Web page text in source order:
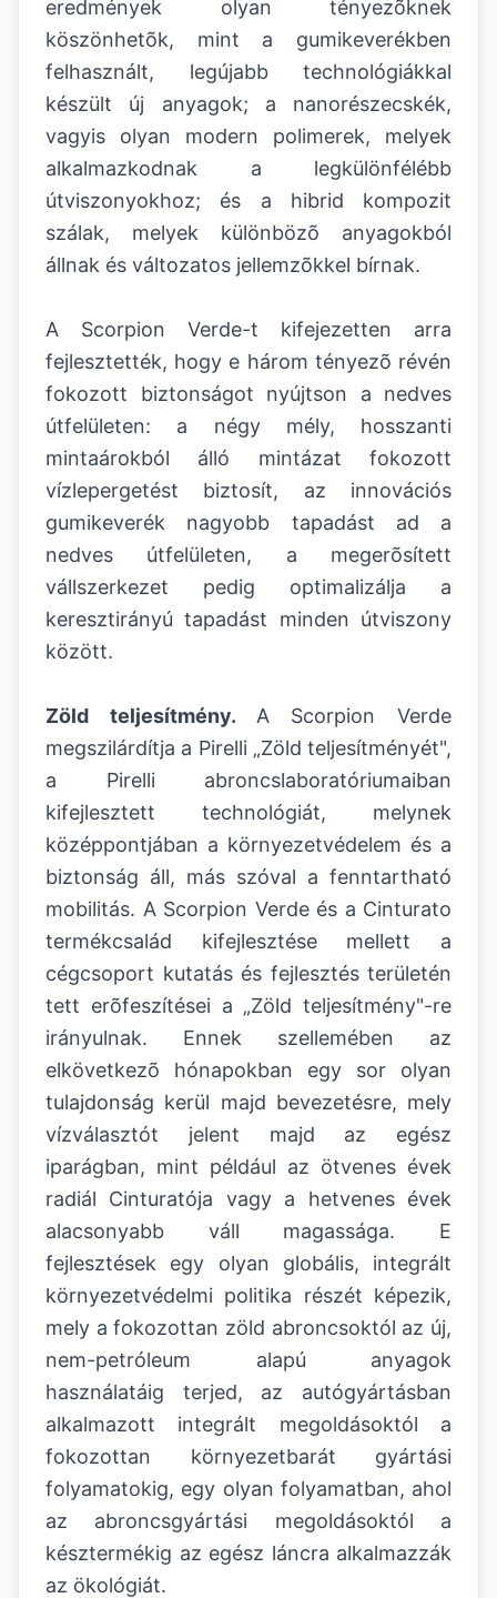
eredmények olyan tényezõknek
köszönhetõk, mint a gumikeverékben
felhasznált, legújabb technológiákkal
készült új anyagok; a nanorészecskék,
vagyis olyan modern polimerek, melyek
alkalmazkodnak a legkülönfélébb
útviszonyokhoz; és a hibrid kompozit
szálak, melyek különbözõ anyagokból
állnak és változatos jellemzõkkel bírnak.
A Scorpion Verde-t kifejezetten arra
fejlesztették, hogy e három tényezõ révén
fokozott biztonságot nyújtson a nedves
útfelületen: a négy mély, hosszanti
mintaárokból álló mintázat fokozott
vízlepergetést biztosít, az innovációs
gumikeverék nagyobb tapadást ad a
nedves útfelületen, a megerõsített
vállszerkezet pedig optimalizálja a
keresztirányú tapadást minden útviszony
között.
Zöld teljesítmény. A Scorpion Verde
megszilárdítja a Pirelli „Zöld teljesítményét",
a Pirelli abroncslaboratóriumaiban
kifejlesztett technológiát, melynek
középpontjában a környezetvédelem és a
biztonság áll, más szóval a fenntartható
mobilitás. A Scorpion Verde és a Cinturato
termékcsalád kifejlesztése mellett a
cégcsoport kutatás és fejlesztés területén
tett erõfeszítései a „Zöld teljesítmény"-re
irányulnak. Ennek szellemében az
elkövetkezõ hónapokban egy sor olyan
tulajdonság kerül majd bevezetésre, mely
vízválasztót jelent majd az egész
iparágban, mint például az ötvenes évek
radiál Cinturatója vagy a hetvenes évek
alacsonyabb váll magassága. E
fejlesztések egy olyan globális, integrált
környezetvédelmi politika részét képezik,
mely a fokozottan zöld abroncsoktól az új,
nem-petróleum alapú anyagok
használatáig terjed, az autógyártásban
alkalmazott integrált megoldásoktól a
fokozottan környezetbarát gyártási
folyamatokig, egy olyan folyamatban, ahol
az abroncsgyártási megoldásoktól a
késztermékig az egész láncra alkalmazzák
az ökológiát.